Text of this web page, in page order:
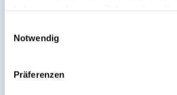
Notwendig
Präferenzen